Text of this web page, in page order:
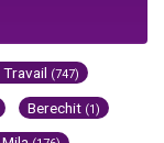
(747)
Berechit (1)